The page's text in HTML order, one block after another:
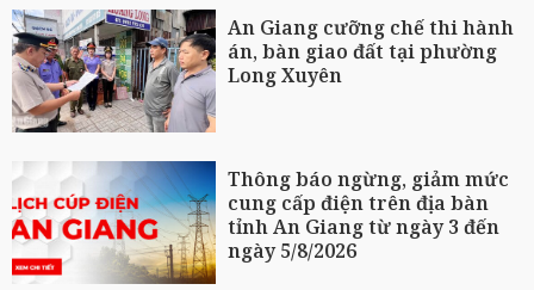
An Giang cưỡng chế thi hành
án, bàn giao đất tại phường
Long Xuyên
Thông báo ngừng, giảm mức
cung cấp điện trên địa bàn
tỉnh An Giang từ ngày 3 đến
ngày 5/8/2026